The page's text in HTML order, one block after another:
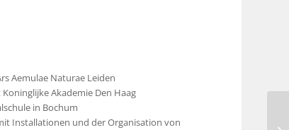
Aemulae Naturae Leiden
Akademie Den Haag
in Bochum
Installationen und der Organisation von